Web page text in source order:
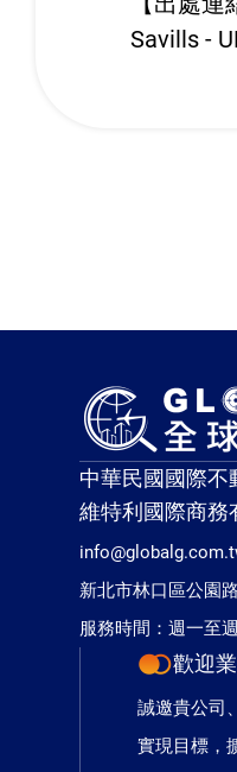
Savills -
中華民國國際不
維特利國際商務
新北市林口區公園
服務時間：週一至
歡迎
誠邀貴公司
實現目標，